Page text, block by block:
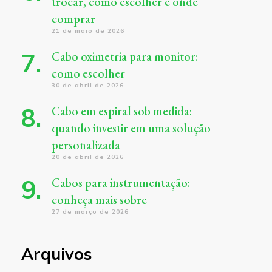
comprar
21 de maio de 2026
Cabo oximetria para monitor:
como escolher
30 de abril de 2026
Cabo em espiral sob medida:
quando investir em uma solução
personalizada
20 de abril de 2026
Cabos para instrumentação:
conheça mais sobre
27 de março de 2026
Arquivos